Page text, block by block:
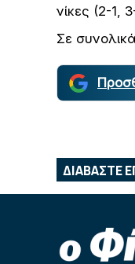
νίκες (2-1,
Σε
ΔΙΑΒΑΣΤΕ